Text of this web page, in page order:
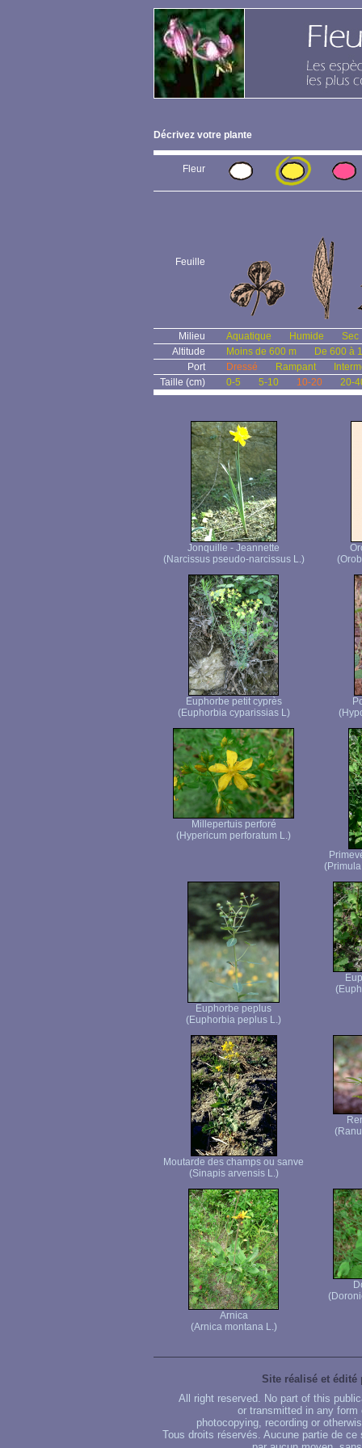
Décrivez votre plante
Fleur
Feuille
Milieu Aquatique Humide
Sec
Altitude
Moins de 600 m
De 600 à
Port
Dressé Rampant
Taille (cm)
0-5 5-10 10-20 20-
Jonquille - Jeannette
(Narcissus pseudo-narcissus L.)
Euphorbe petit cyprès
(Euphorbia cyparissias L)
Millepertuis perforé
(Hypericum perforatum L.)
Euphorbe peplus
(Euphorbia peplus L.)
Moutarde des champs ou sanve
(Sinapis arvensis L.)
Arnica
(Arnica montana L.)
Site réalisé et édité
All right reserved. No part of this
or transmitted in any
photocopying, recording or
Tous droits réservés. Aucune partie de